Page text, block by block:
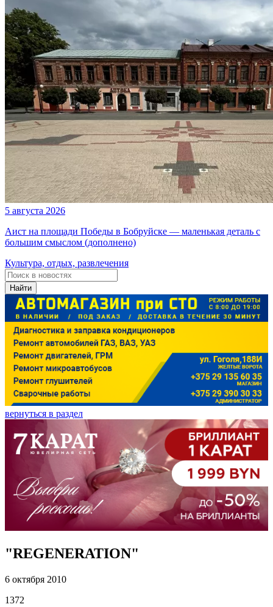
5 августа 2026
Аист на площади Победы в Бобруйске — маленькая деталь с
большим смыслом (дополнено)
Культура, отдых, развлечения
Найти
вернуться в раздел
"REGENERATION"
6 октября 2010
1372